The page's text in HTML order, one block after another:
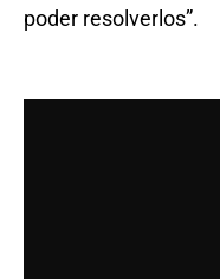
poder resolverlos”.